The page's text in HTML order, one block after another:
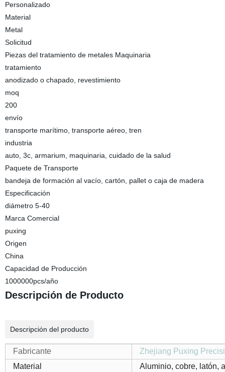
Personalizado
Material
Metal
Solicitud
Piezas del tratamiento de metales Maquinaria
tratamiento
anodizado o chapado, revestimiento
moq
200
envío
transporte marítimo, transporte aéreo, tren
industria
auto, 3c, armarium, maquinaria, cuidado de la salud
Paquete de Transporte
bandeja de formación al vacío, cartón, pallet o caja de madera
Especificación
diámetro 5-40
Marca Comercial
puxing
Origen
China
Capacidad de Producción
1000000pcs/año
Descripción de Producto
Descripción del producto
Fabricante
Zhejiang Puxing
Material
Aluminio, cobre, latón,